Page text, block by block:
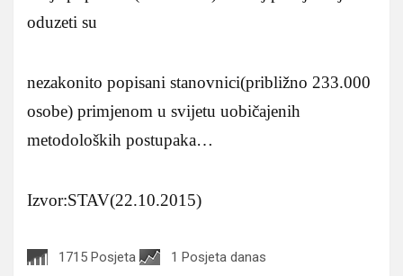
oduzeti su
nezakonito popisani stanovnici(približno 233.000
osobe) primjenom u svijetu uobičajenih
metodoloških postupaka…
Izvor:STAV(22.10.2015)
1715 Posjeta 1 Posjeta danas